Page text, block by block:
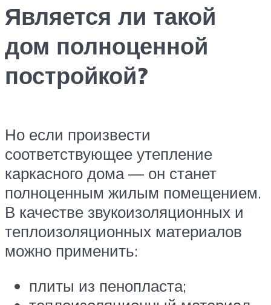
Является ли такой
дом полноценной
постройкой?
Но если произвести
соответствующее утепление
каркасного дома — он станет
полноценным жилым помещением.
В качестве звукоизоляционных и
теплоизоляционных материалов
можно применить:
плиты из пенопласта;